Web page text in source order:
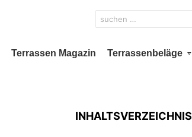
Search
for:
Terrassen Magazin Terrassenbeläge
INHALTSVERZEICHNIS